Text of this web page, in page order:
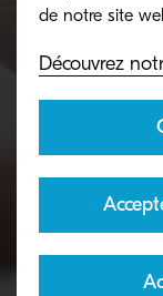
Vous avez
? Demandez
Kyocera.
Découvrez